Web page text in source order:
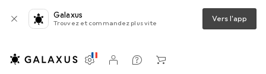
Galaxus
Trouvez et commandez plus vite Vers l'app
Paramètres
Compte client
Listes de comparaison
Listes d'envies
Panier